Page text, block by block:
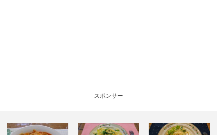
スポンサー